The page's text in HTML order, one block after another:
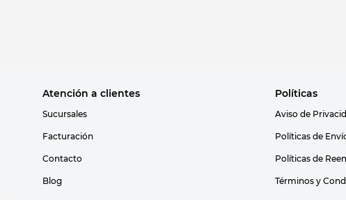
Atención a clientes
Sucursales
Facturación
Contacto
Blog
Políticas
Aviso de
Políticas de
Políticas de
Términos y